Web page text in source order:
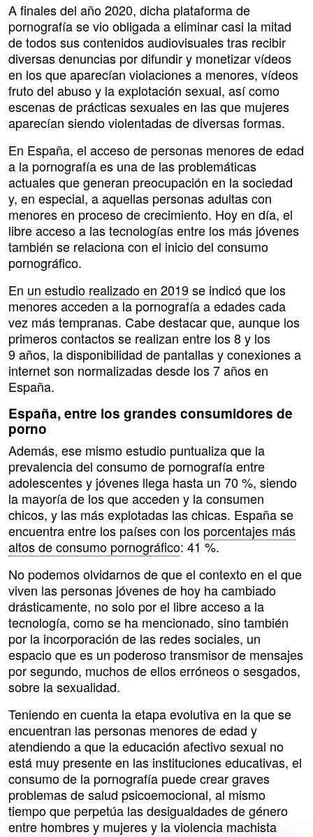
A finales del año 2020, dicha plataforma de
pornografía se vio obligada a eliminar casi la mitad
de todos sus contenidos audiovisuales tras recibir
diversas denuncias por difundir y monetizar vídeos
en los que aparecían violaciones a menores, vídeos
fruto del abuso y la explotación sexual, así como
escenas de prácticas sexuales en las que mujeres
aparecían siendo violentadas de diversas formas.
En España, el acceso de personas menores de edad
a la pornografía es una de las problemáticas
actuales que generan preocupación en la sociedad
y, en especial, a aquellas personas adultas con
menores en proceso de crecimiento. Hoy en día, el
libre acceso a las tecnologías entre los más jóvenes
también se relaciona con el inicio del consumo
pornográfico.
En un estudio realizado en 2019se indicó que los
menores acceden a la pornografía a edades cada
vez más tempranas. Cabe destacar que, aunque los
primeros contactos se realizan entre los 8 y los
9 años, la disponibilidad de pantallas y conexiones a
internet son normalizadas desde los 7 años en
España.
España, entre los grandes consumidores de
porno
Además, ese mismo estudio puntualiza que la
prevalencia del consumo de pornografía entre
adolescentes y jóvenes llega hasta un 70 %, siendo
la mayoría de los que acceden y la consumen
chicos, y las más explotadas las chicas. España se
encuentra entre los países con los porcentajes más
altos de consumo pornográfico: 41 %.
No podemos olvidarnos de que el contexto en el que
viven las personas jóvenes de hoy ha cambiado
drásticamente, no solo por el libre acceso a la
tecnología, como se ha mencionado, sino también
por la incorporación de las redes sociales, un
espacio que es un poderoso transmisor de mensajes
por segundo, muchos de ellos erróneos o sesgados,
sobre la sexualidad.
Teniendo en cuenta la etapa evolutiva en la que se
encuentran las personas menores de edad y
atendiendo a que la educación afectivo sexual no
está muy presente en las instituciones educativas, el
consumo de la pornografía puede crear graves
problemas de salud psicoemocional, al mismo
tiempo que perpetúa las desigualdades de género
entre hombres y mujeres y la violencia machista